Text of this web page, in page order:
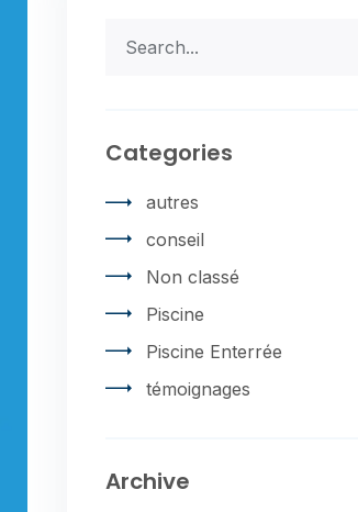
Categories
autres
conseil
Non classé
Piscine
Piscine Enterrée
témoignages
Archive